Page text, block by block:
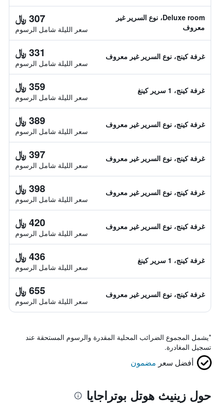
Deluxe room، نوع السرير غير
معروف
307 ﷼
سعر الليلة شامل الرسوم
غرفة كينج، نوع السرير غير معروف 331 ﷼
سعر الليلة شامل الرسوم
غرفة كينج، 1 سرير كينغ 359 ﷼
سعر الليلة شامل الرسوم
غرفة كينج، نوع السرير غير معروف 389 ﷼
سعر الليلة شامل الرسوم
غرفة كينج، نوع السرير غير معروف 397 ﷼
سعر الليلة شامل الرسوم
غرفة كينج، نوع السرير غير معروف 398 ﷼
سعر الليلة شامل الرسوم
غرفة كينج، نوع السرير غير معروف 420 ﷼
سعر الليلة شامل الرسوم
غرفة كينج، 1 سرير كينغ 436 ﷼
سعر الليلة شامل الرسوم
غرفة كينج، نوع السرير غير معروف 655 ﷼
سعر الليلة شامل الرسوم
*يشمل المجموع الضرائب المحلية المقدرة والرسوم المستحقة عند
تسجيل المغادرة.
أفضل سعر مضمون
حول زينيث هوتل بوتراجايا